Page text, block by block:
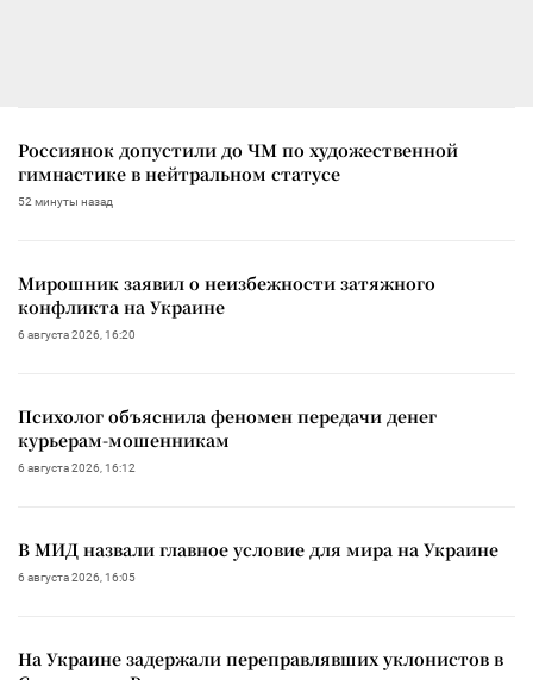
Россиянок допустили до ЧМ по художественной
гимнастике в нейтральном статусе
52 минуты назад
Мирошник заявил о неизбежности затяжного
конфликта на Украине
6 августа 2026, 16:20
Психолог объяснила феномен передачи денег
курьерам-мошенникам
6 августа 2026, 16:12
В МИД назвали главное условие для мира на Украине
6 августа 2026, 16:05
На Украине задержали переправлявших уклонистов в